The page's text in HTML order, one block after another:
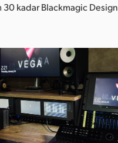
30 kadar Blackmagic Design